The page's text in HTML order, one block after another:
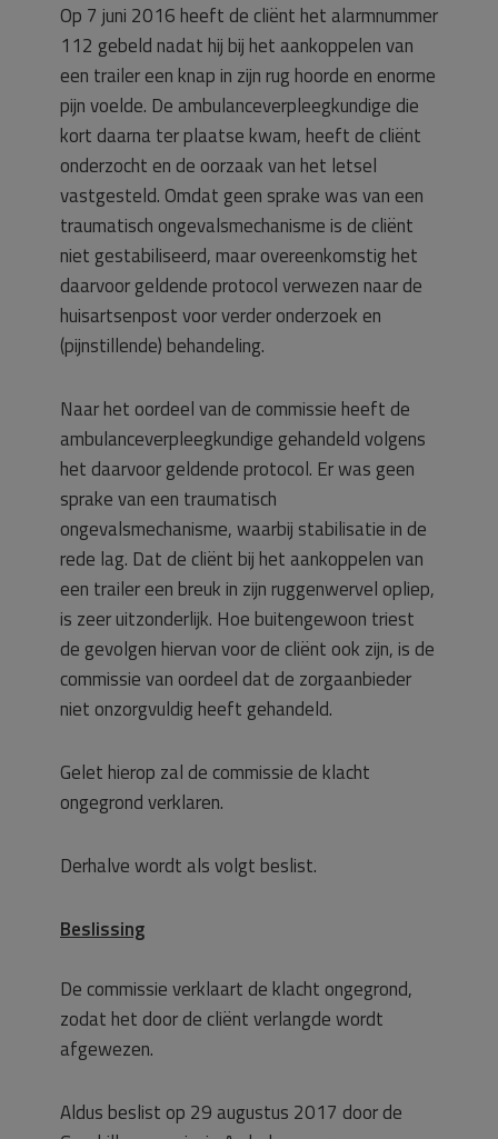
Op 7 juni 2016 heeft de cliënt het alarmnummer
112 gebeld nadat hij bij het aankoppelen van
een trailer een knap in zijn rug hoorde en enorme
pijn voelde. De ambulanceverpleegkundige die
kort daarna ter plaatse kwam, heeft de cliënt
onderzocht en de oorzaak van het letsel
vastgesteld. Omdat geen sprake was van een
traumatisch ongevalsmechanisme is de cliënt
niet gestabiliseerd, maar overeenkomstig het
daarvoor geldende protocol verwezen naar de
huisartsenpost voor verder onderzoek en
(pijnstillende) behandeling.
Naar het oordeel van de commissie heeft de
ambulanceverpleegkundige gehandeld volgens
het daarvoor geldende protocol. Er was geen
sprake van een traumatisch
ongevalsmechanisme, waarbij stabilisatie in de
rede lag. Dat de cliënt bij het aankoppelen van
een trailer een breuk in zijn ruggenwervel opliep,
is zeer uitzonderlijk. Hoe buitengewoon triest
de gevolgen hiervan voor de cliënt ook zijn, is de
commissie van oordeel dat de zorgaanbieder
niet onzorgvuldig heeft gehandeld.
Gelet hierop zal de commissie de klacht
ongegrond verklaren.
Derhalve wordt als volgt beslist.
Beslissing
De commissie verklaart de klacht ongegrond,
zodat het door de cliënt verlangde wordt
afgewezen.
Aldus beslist op 29 augustus 2017 door de